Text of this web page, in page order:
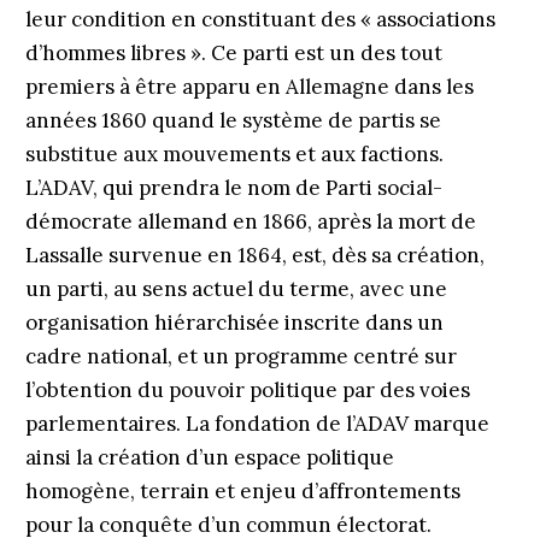
leur condition en constituant des « associations
d’hommes libres ». Ce parti est un des tout
premiers à être apparu en Allemagne dans les
années 1860 quand le système de partis se
substitue aux mouvements et aux factions.
L’ADAV, qui prendra le nom de Parti social-
démocrate allemand en 1866, après la mort de
Lassalle survenue en 1864, est, dès sa création,
un parti, au sens actuel du terme, avec une
organisation hiérarchisée inscrite dans un
cadre national, et un programme centré sur
l’obtention du pouvoir politique par des voies
parlementaires. La fondation de l’ADAV marque
ainsi la création d’un espace politique
homogène, terrain et enjeu d’affrontements
pour la conquête d’un commun électorat.